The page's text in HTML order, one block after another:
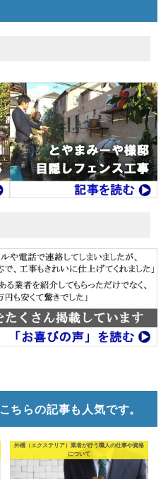
こちらの記事も人気です。
外構（エクステリア）業者が行う職人の仕事や資格
について